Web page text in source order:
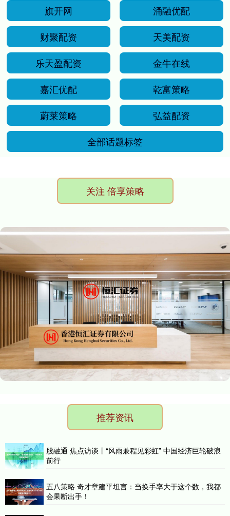
旗开网
涌融优配
财聚配资
天美配资
乐天盈配资
金牛在线
嘉汇优配
乾富策略
蔚莱策略
弘益配资
全部话题标签
关注 倍享策略
推荐资讯
股融通 焦点访谈丨“风雨兼程见彩虹” 中国经济巨轮破浪
前行
五八策略 奇才章建平坦言：当换手率大于这个数，我都
会果断出手！